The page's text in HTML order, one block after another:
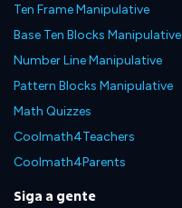
Ten Frame Manipulative
Base Ten Blocks Manipulative
Number Line Manipulative
Pattern Blocks Manipulative
Math Quizzes
Coolmath4Teachers
Coolmath4Parents
Siga a gente